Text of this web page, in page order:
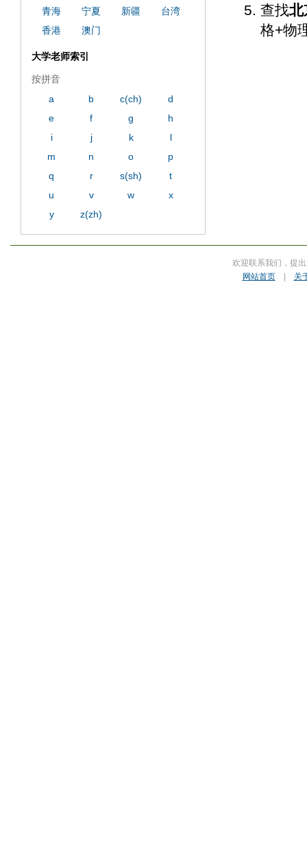
查找北
格+物
青海
宁夏 新疆
台湾
香港
澳门
大学老师索引
按拼音
a
b c(ch)
d
e
f g
h
i
j k
l
m
n o
p
q
r s(sh)
t
u
v w
x
y
z(zh)
欢迎联系我们，提
网站首页| 关